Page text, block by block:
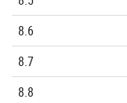
8.6
8.7
8.8